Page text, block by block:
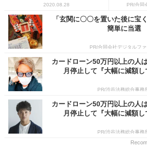
2020.08.28 PR(合同
「玄関に〇〇を置いた後に宝
簡単に当選
PR(合同会社デジタルフ
カードローン50万円以上の人
月停止して『大幅に減額
PR(渋谷法務総合事務
カードローン50万円以上の人
月停止して『大幅に減額
PR(渋谷法務総合事務